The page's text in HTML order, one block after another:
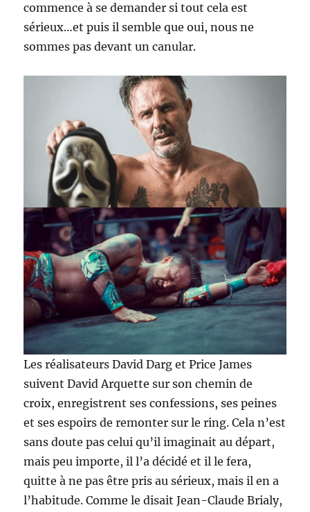
commence à se demander si tout cela est
sérieux…et puis il semble que oui, nous ne
sommes pas devant un canular.
Les réalisateurs David Darg et Price James
suivent David Arquette sur son chemin de
croix, enregistrent ses confessions, ses peines
et ses espoirs de remonter sur le ring. Cela n’est
sans doute pas celui qu’il imaginait au départ,
mais peu importe, il l’a décidé et il le fera,
quitte à ne pas être pris au sérieux, mais il en a
l’habitude. Comme le disait Jean-Claude Brialy,